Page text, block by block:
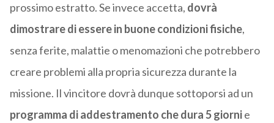
prossimo estratto. Se invece accetta, dovrà
dimostrare di essere in buone condizioni fisiche,
senza ferite, malattie o menomazioni che potrebbero
creare problemi alla propria sicurezza durante la
missione. Il vincitore dovrà dunque sottoporsi ad un
programma di addestramento che dura 5 giornie